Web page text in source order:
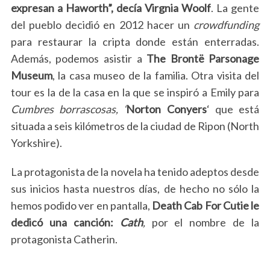
expresan a Haworth”, decía Virgnia Woolf. La gente
del pueblo decidió en 2012 hacer un crowdfunding
para restaurar la cripta donde están enterradas.
Además, podemos asistir a The Brontë Parsonage
Museum, la casa museo de la familia. Otra visita del
tour es la de la casa en la que se inspiró a Emily para
Cumbres borrascosas, ‘Norton Conyers‘ que está
situada a seis kilómetros de la ciudad de Ripon (North
Yorkshire).
La protagonista de la novela ha tenido adeptos desde
sus inicios hasta nuestros días, de hecho no sólo la
hemos podido ver en pantalla, Death Cab For Cutie le
dedicó una canción:
Cath, por el nombre de la
protagonista Catherin.